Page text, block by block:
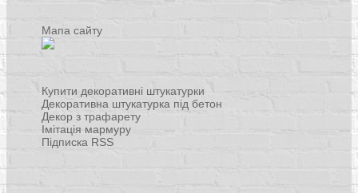
Мапа сайту
Купити декоративні штукатурки
Декоративна штукатурка під бетон
Декор з трафарету
Імітація мармуру
Підписка RSS